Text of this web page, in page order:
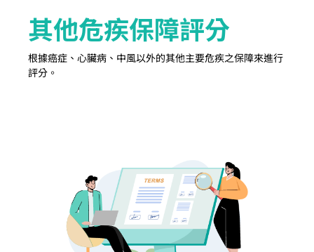
其他危疾保障評分
根據癌症、心臟病、中風以外的其他主要危疾之保障來進行
評分。